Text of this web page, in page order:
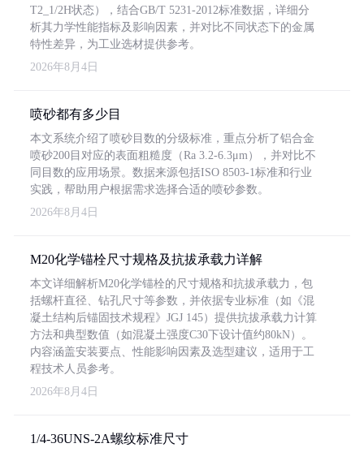
T2_1/2H状态），结合GB/T 5231-2012标准数据，详细分
析其力学性能指标及影响因素，并对比不同状态下的金属
特性差异，为工业选材提供参考。
2026年8月4日
喷砂都有多少目
本文系统介绍了喷砂目数的分级标准，重点分析了铝合金
喷砂200目对应的表面粗糙度（Ra 3.2-6.3μm），并对比不
同目数的应用场景。数据来源包括ISO 8503-1标准和行业
实践，帮助用户根据需求选择合适的喷砂参数。
2026年8月4日
M20化学锚栓尺寸规格及抗拔承载力详解
本文详细解析M20化学锚栓的尺寸规格和抗拔承载力，包
括螺杆直径、钻孔尺寸等参数，并依据专业标准（如《混
凝土结构后锚固技术规程》JGJ 145）提供抗拔承载力计算
方法和典型数值（如混凝土强度C30下设计值约80kN）。
内容涵盖安装要点、性能影响因素及选型建议，适用于工
程技术人员参考。
2026年8月4日
1/4-36UNS-2A螺纹标准尺寸